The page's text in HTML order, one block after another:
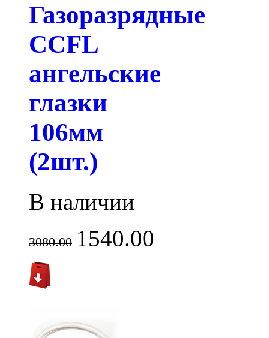
Газоразрядные
CCFL
ангельские
глазки
106мм
(2шт.)
В наличии
3080.00 1540.00